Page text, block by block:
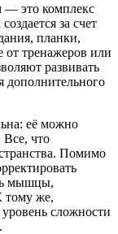
— это комплекс
за счет
планки,
тренажеров или
развивать
дополнительного
её можно
Все, что
Помимо
мышцы,
тому же,
уровень сложности